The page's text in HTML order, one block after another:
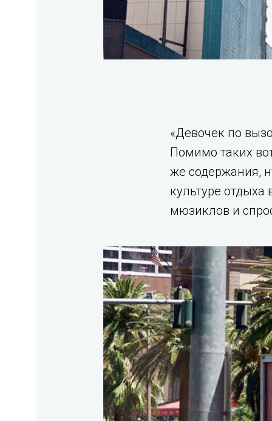
«Девочек по
Помимо таких
же содержания,
культуре
мюзиклов и